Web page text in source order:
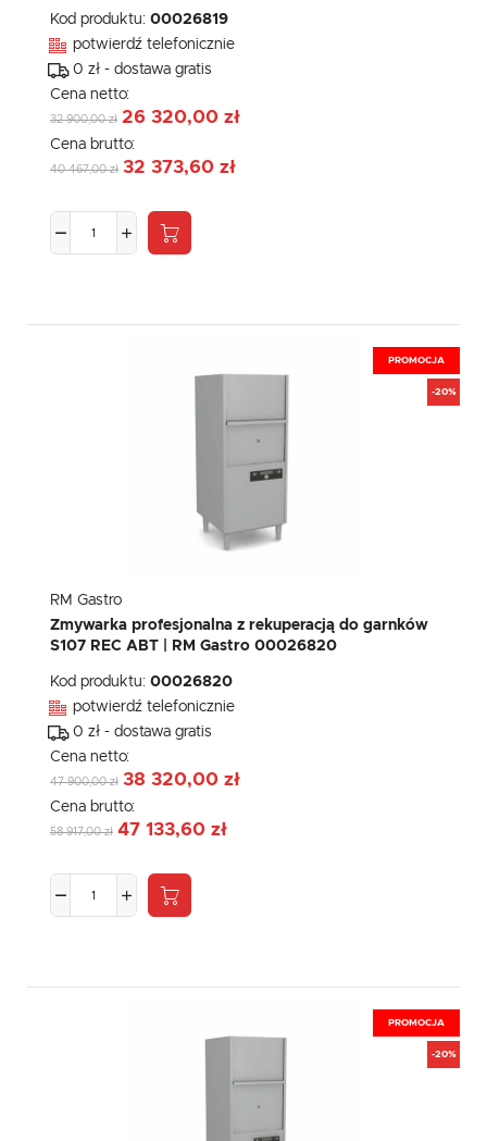
Kod produktu: 00026819
potwierdź telefonicznie
0 zł - dostawa gratis
Cena netto:
32 900,00 zł 26 320,00 zł
Cena brutto:
40 467,00 zł 32 373,60 zł
PROMOCJA
-20%
RM Gastro
Zmywarka profesjonalna z rekuperacją do garnków
S107 REC ABT | RM Gastro 00026820
Kod produktu: 00026820
potwierdź telefonicznie
0 zł - dostawa gratis
Cena netto:
47 900,00 zł 38 320,00 zł
Cena brutto:
58 917,00 zł 47 133,60 zł
PROMOCJA
-20%